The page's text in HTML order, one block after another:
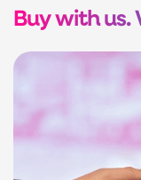
Buy with us.